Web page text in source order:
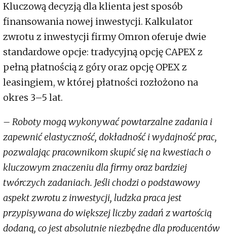
Kluczową decyzją dla klienta jest sposób
finansowania nowej inwestycji. Kalkulator
zwrotu z inwestycji firmy Omron oferuje dwie
standardowe opcje: tradycyjną opcję CAPEX z
pełną płatnością z góry oraz opcję OPEX z
leasingiem, w której płatności rozłożono na
okres 3–5 lat.
– Roboty mogą wykonywać powtarzalne zadania i
zapewnić elastyczność, dokładność i wydajność prac,
pozwalając pracownikom skupić się na kwestiach o
kluczowym znaczeniu dla firmy oraz bardziej
twórczych zadaniach. Jeśli chodzi o podstawowy
aspekt zwrotu z inwestycji, ludzka praca jest
przypisywana do większej liczby zadań z wartością
dodaną, co jest absolutnie niezbędne dla producentów